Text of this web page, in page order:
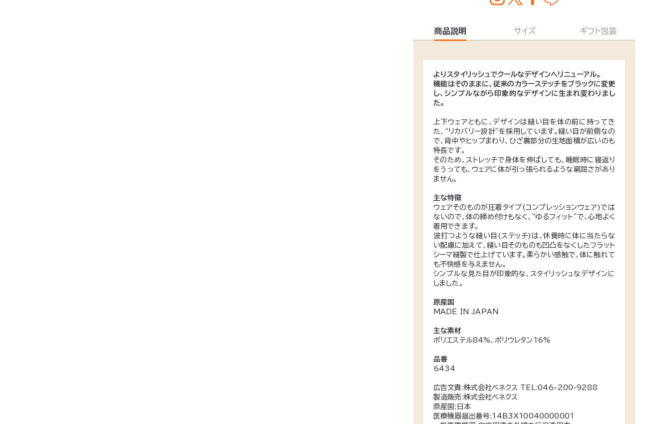
商品説明
よりスタイリッシュでクールなデザインへリニューアル。
機能はそのままに、従来のカラーステッチをブラックに変更
し、シンプルながら印象的なデザインに生まれ変わりまし
た。
上下ウェアともに、デザインは縫い目を体の前に持ってき
た、“リカバリー設計”を採用しています。縫い目が前側なの
で、背中やヒップまわり、ひざ裏部分の生地面積が広いのも
特長です。
そのため、ストレッチで身体を伸ばしても、睡眠時に寝返り
をうっても、ウェアに体が引っ張られるような窮屈さがあり
ません。
主な特徴
ウェアそのものが圧着タイプ(コンプレッションウェア)では
ないので、体の締め付けもなく、“ゆるフィット”で、心地よく
着用できます。
波打つような縫い目(ステッチ)は、休養時に体に当たらな
い配慮に加えて、縫い目そのものも凹凸をなくしたフラット
シーマ縫製で仕上げています。柔らかい感触で、体に触れて
も不快感を与えません。
シンプルな見た目が印象的な、スタイリッシュなデザインに
しました。
原産国
MADE IN JAPAN
主な素材
ポリエステル84%、ポリウレタン16%
品番
6434
広告文責:株式会社ベネクス TEL:046-200-9288
製造販売:株式会社ベネクス
原産国:日本
医療機器届出番号:14B3X10040000001
サイズ ギフト包装